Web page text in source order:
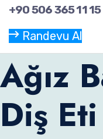
+90 506 365 11 15
Randevu Al
Ağız
Diş Eti